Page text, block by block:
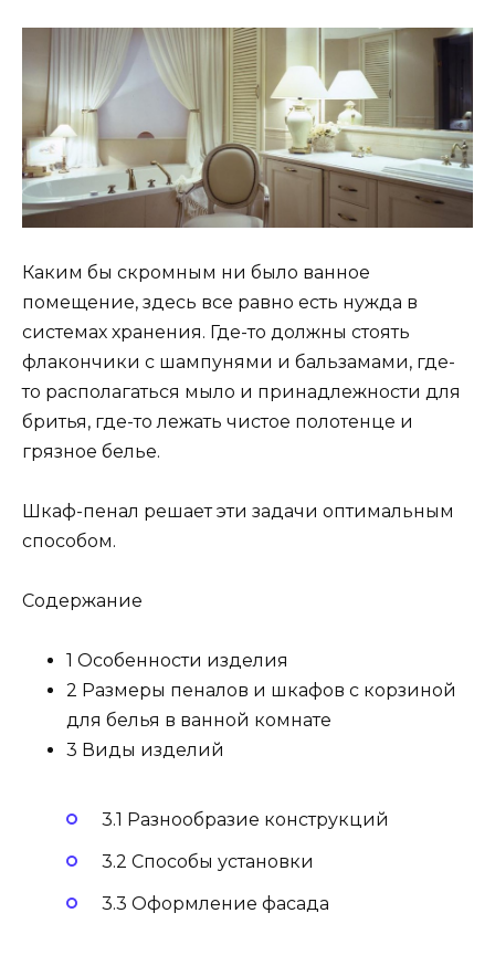
Каким бы скромным ни было ванное
помещение, здесь все равно есть нужда в
системах хранения. Где-то должны стоять
флакончики с шампунями и бальзамами, где-
то располагаться мыло и принадлежности для
бритья, где-то лежать чистое полотенце и
грязное белье.
Шкаф-пенал решает эти задачи оптимальным
способом.
Содержание
1 Особенности изделия
2 Размеры пеналов и шкафов с корзиной
для белья в ванной комнате
3 Виды изделий
3.1 Разнообразие конструкций
3.2 Способы установки
3.3 Оформление фасада